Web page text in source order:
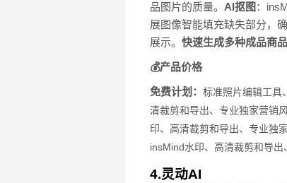
品图片的质量。 AI抠图 ：
展图像智能填充缺失部分，
展示。 快速生成多种成品商
💰产品价格
免费计划： 标准照片编辑工具、
清裁剪和导出、 专业独家营销
印、 高清裁剪和导出、 专业独
insMind水印、 高清裁剪和导出、
4.灵动AI